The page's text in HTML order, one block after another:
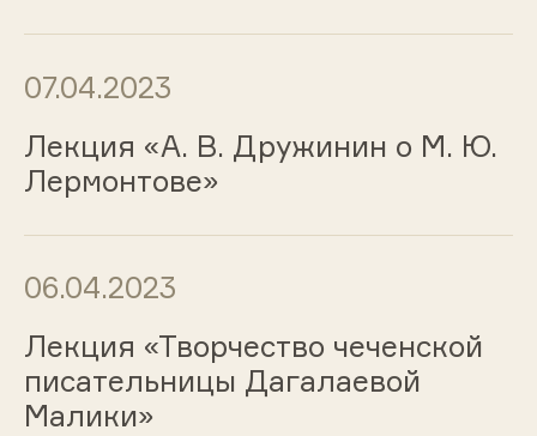
07.04.2023
Лекция «А. В. Дружинин о М. Ю.
Лермонтове»
06.04.2023
Лекция «Творчество чеченской
писательницы Дагалаевой
Малики»